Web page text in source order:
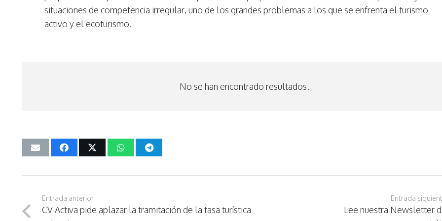
situaciones de competencia irregular, uno de los grandes problemas a los que se enfrenta el turismo
activo y el ecoturismo.
No se han encontrado resultados.
Entrada anterior
CV Activa pide aplazar la tramitación de la tasa turística
Entrada
Lee nuestra Newsletter